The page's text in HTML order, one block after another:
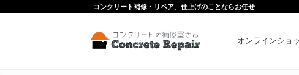
コンクリート補修・リペア、仕上げのことならお任せ
オンラインショ